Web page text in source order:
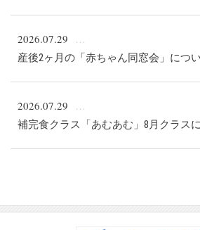
2026.07.29
産後2ヶ月の「赤ちゃん同窓会」につ
2026.07.29
補完食クラス「あむあむ」8月クラス